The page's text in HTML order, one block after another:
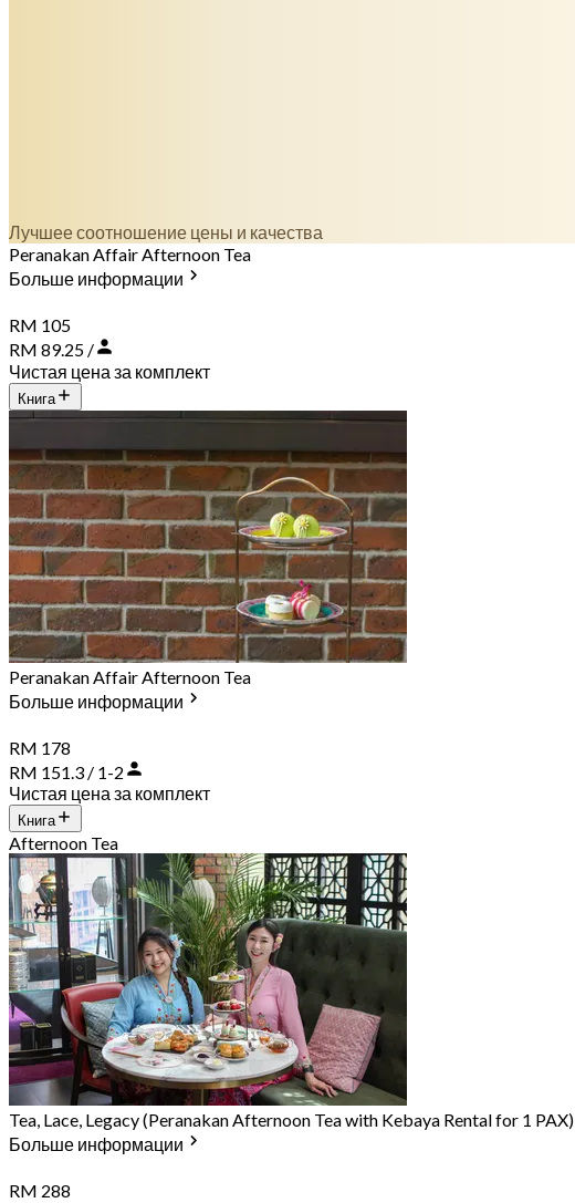
Лучшее соотношение цены и качества
Peranakan Affair Afternoon Tea
Больше информации
RM 105
RM 89.25 /
Чистая цена за комплект
Книга
Peranakan Affair Afternoon Tea
Больше информации
RM 178
RM 151.3 / 1-2
Чистая цена за комплект
Книга
Afternoon Tea
Tea, Lace, Legacy (Peranakan Afternoon Tea with Kebaya Rental for 1 PAX)
Больше информации
RM 288